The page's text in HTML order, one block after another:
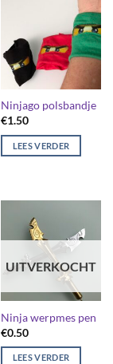
Ninjago polsbandje
€1.50
LEES VERDER
UITVERKOCHT
Ninja werpmes pen
€0.50
LEES VERDER